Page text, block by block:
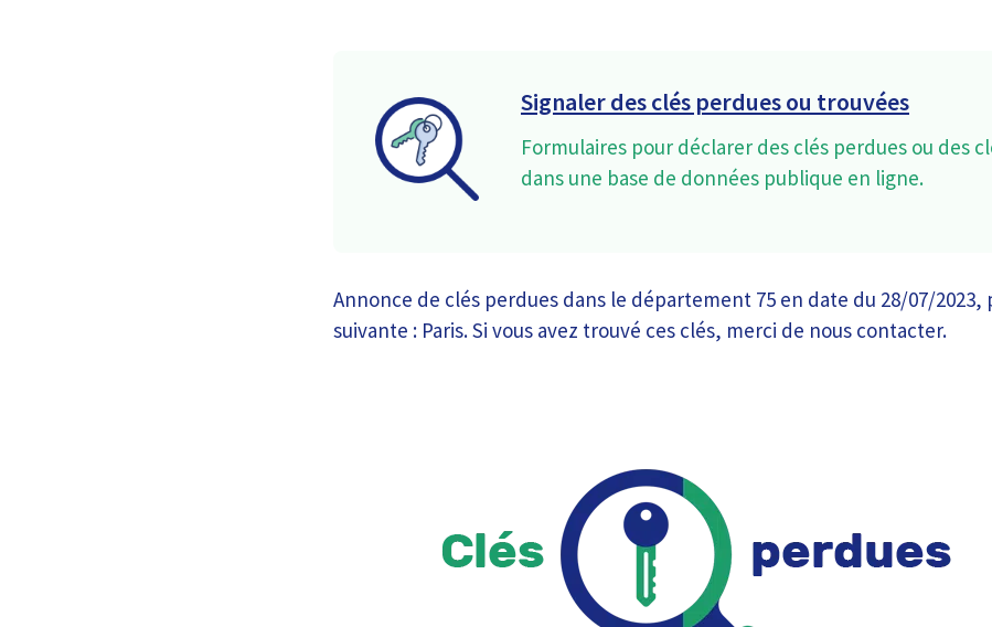
Signaler des clés perdues ou trouvées
Formulaires pour déclarer des clés perdues ou des
dans une base de données publique en ligne.
Annonce de clés perdues dans le département 75 en date du 28/07/2023,
suivante : Paris. Si vous avez trouvé ces clés, merci de nous contacter.